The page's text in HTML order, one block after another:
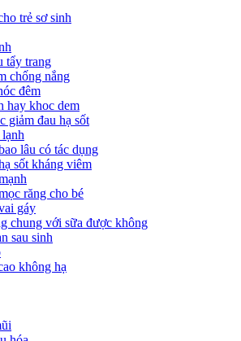
trẻ sơ sinh
tẩy trang
chống nắng
đêm
hay khoc dem
giảm đau hạ sốt
lâu có tác dụng
sốt kháng viêm
răng cho bé
gáy
chung với sữa được không
sau sinh
không hạ